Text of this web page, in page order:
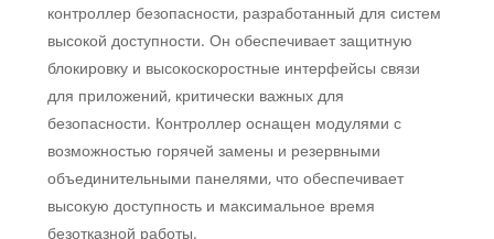
контроллер безопасности, разработанный для систем
высокой доступности. Он обеспечивает защитную
блокировку и высокоскоростные интерфейсы связи
для приложений, критически важных для
безопасности. Контроллер оснащен модулями с
возможностью горячей замены и резервными
объединительными панелями, что обеспечивает
высокую доступность и максимальное время
безотказной работы.